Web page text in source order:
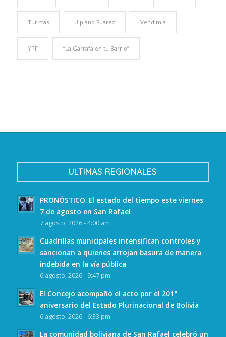
Turistas Ulpiano Suarez Vendimia
YPF “La Garrafa en tu Barrio”
ULTIMAS REGIONALES
PRONÓSTICO. El estado del tiempo este viernes
7 de agosto en San Rafael
7 agosto, 2026 - 4:00 am
Cuadrillas municipales intensifican controles y
sancionan a quienes arrojan basura de manera
indebida en la vía pública
6 agosto, 2026 - 9:47 pm
El Concejo acompañó el acto por el 201°
aniversario del Estado Plurinacional de Bolivia
6 agosto, 2026 - 6:33 pm
La comunidad boliviana de San Rafael celebró un